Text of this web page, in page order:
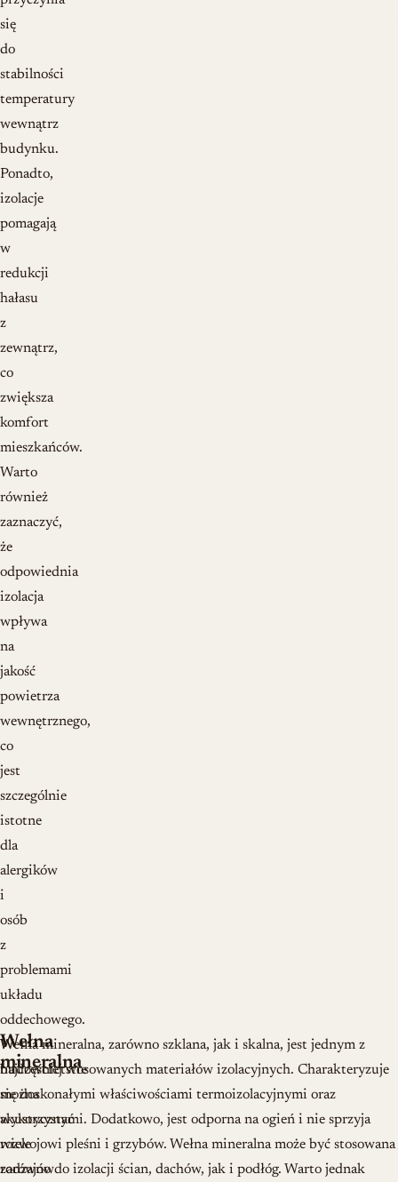
się
do
stabilności
temperatury
wewnątrz
budynku.
Ponadto,
izolacje
pomagają
w
redukcji
hałasu
z
zewnątrz,
co
zwiększa
komfort
mieszkańców.
Warto
również
zaznaczyć,
że
odpowiednia
izolacja
wpływa
na
jakość
powietrza
wewnętrznego,
co
jest
szczególnie
istotne
dla
alergików
i
osób
z
problemami
układu
oddechowego.
W
budownictwie
można
wykorzystać
wiele
rodzajów
Wełna
mineralna
Wełna mineralna, zarówno szklana, jak i skalna, jest jednym z
najczęściej stosowanych materiałów izolacyjnych. Charakteryzuje
się doskonałymi właściwościami termoizolacyjnymi oraz
akustycznymi. Dodatkowo, jest odporna na ogień i nie sprzyja
rozwojowi pleśni i grzybów. Wełna mineralna może być stosowana
zarówno do izolacji ścian, dachów, jak i podłóg. Warto jednak